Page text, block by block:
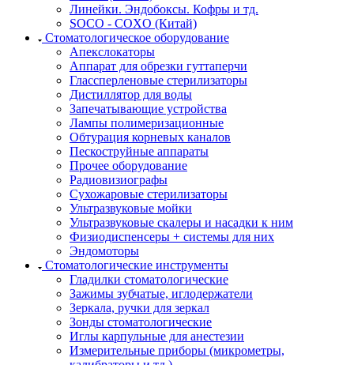
Линейки. Эндобоксы. Кофры и тд.
SOCO - COXO (Китай)
Стоматологическое оборудование
Апекслокаторы
Аппарат для обрезки гуттаперчи
Глассперленовые стерилизаторы
Дистиллятор для воды
Запечатывающие устройства
Лампы полимеризационные
Обтурация корневых каналов
Пескоструйные аппараты
Прочее оборудование
Радиовизиографы
Сухожаровые стерилизаторы
Ультразвуковые мойки
Ультразвуковые скалеры и насадки к ним
Физиодиспенсеры + системы для них
Эндомоторы
Стоматологические инструменты
Гладилки стоматологические
Зажимы зубчатые, иглодержатели
Зеркала, ручки для зеркал
Зонды стоматологические
Иглы карпульные для анестезии
Измерительные приборы (микрометры,